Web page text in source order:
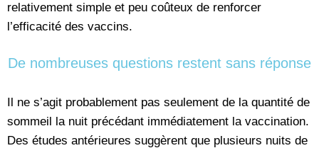
relativement simple et peu coûteux de renforcer
l’efficacité des vaccins.
De nombreuses questions restent sans réponse
Il ne s’agit probablement pas seulement de la quantité de
sommeil la nuit précédant immédiatement la vaccination.
Des études antérieures suggèrent que plusieurs nuits de